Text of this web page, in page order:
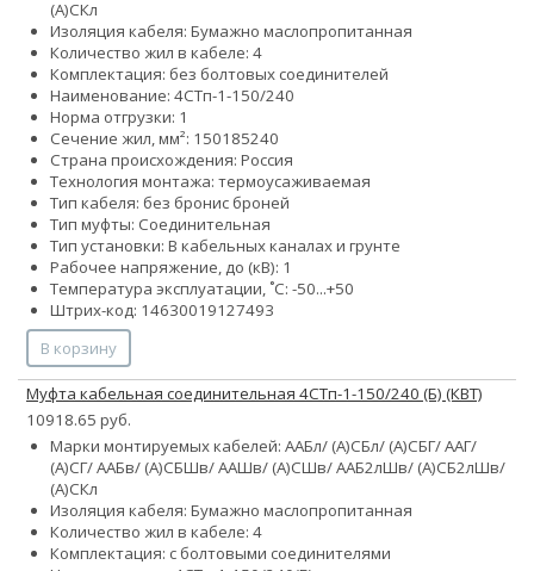
(А)СКл
Изоляция кабеля: Бумажно маслопропитанная
Количество жил в кабеле: 4
Комплектация: без болтовых соединителей
Наименование: 4СТп-1-150/240
Норма отгрузки: 1
Сечение жил, мм²: 150185240
Страна происхождения: Россия
Технология монтажа: термоусаживаемая
Тип кабеля: без бронис броней
Тип муфты: Соединительная
Тип установки: В кабельных каналах и грунте
Рабочее напряжение, до (кВ): 1
Температура эксплуатации, ˚С: -50...+50
Штрих-код: 14630019127493
В корзину
Муфта кабельная соединительная 4СТп-1-150/240 (Б) (КВТ)
10918.65 руб.
Марки монтируемых кабелей: ААБл/ (А)СБл/ (А)СБГ/ ААГ/
(А)СГ/ ААБв/ (А)СБШв/ ААШв/ (А)СШв/ ААБ2лШв/ (А)СБ2лШв/
(А)СКл
Изоляция кабеля: Бумажно маслопропитанная
Количество жил в кабеле: 4
Комплектация: с болтовыми соединителями